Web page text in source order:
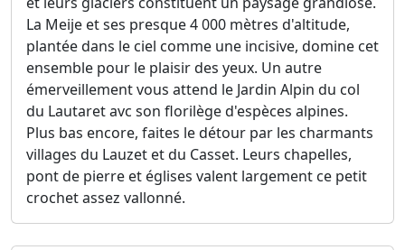
La Meije et ses presque 4 000 mètres d'altitude,
plantée dans le ciel comme une incisive, domine cet
ensemble pour le plaisir des yeux. Un autre
émerveillement vous attend le Jardin Alpin du col
du Lautaret avc son florilège d'espèces alpines.
Plus bas encore, faites le détour par les charmants
villages du Lauzet et du Casset. Leurs chapelles,
pont de pierre et églises valent largement ce petit
crochet assez vallonné.